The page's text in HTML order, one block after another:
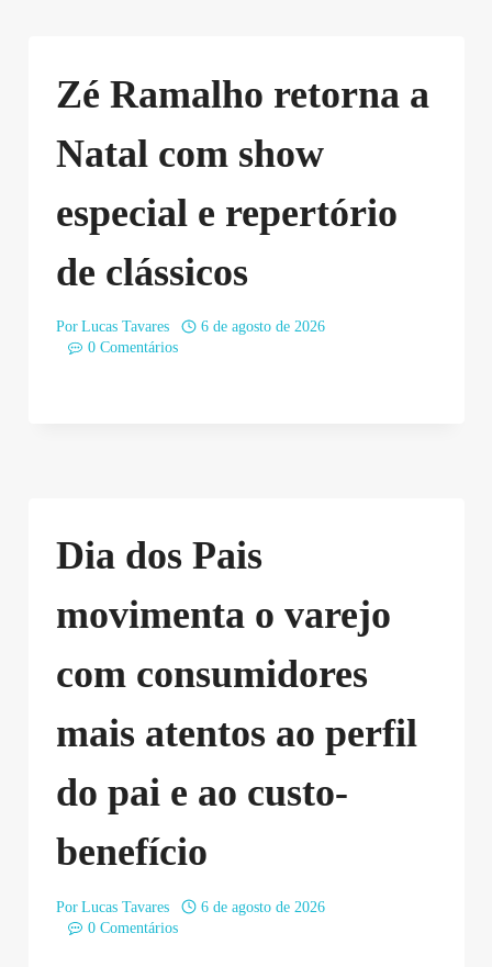
Zé Ramalho retorna a
Natal com show
especial e repertório
de clássicos
Por Lucas Tavares
6 de agosto de 2026
0 Comentários
Dia dos Pais
movimenta o varejo
com consumidores
mais atentos ao perfil
do pai e ao custo-
benefício
Por Lucas Tavares
6 de agosto de 2026
0 Comentários